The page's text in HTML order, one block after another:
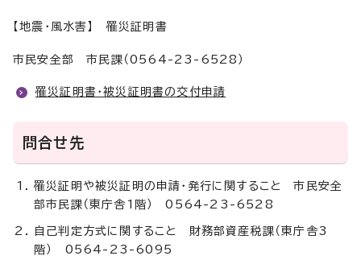
【地震・風水害】 罹災証明書
市民安全部 市民課（0564-23-6528）
罹災証明書・被災証明書の交付申請
問合せ先
罹災証明や被災証明の申請・発行に関すること 市民安全
部市民課（東庁舎1階） 0564-23-6528
自己判定方式に関すること 財務部資産税課（東庁舎3
階） 0564-23-6095